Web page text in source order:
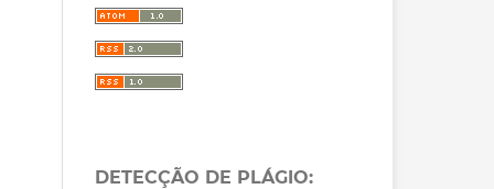
DETECÇÃO DE PLÁGIO: